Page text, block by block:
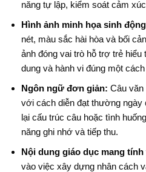
năng tự lập, kiểm soát cảm
Hình ảnh minh họa sinh
nét, màu sắc hài hòa và bối
ảnh đóng vai trò hỗ trợ trẻ
dung và hành vi đúng một
Ngôn ngữ đơn giản: Câu văn
với cách diễn đạt thường ngày
lại cấu trúc câu hoặc tình
năng ghi nhớ và tiếp thu.
Nội dung giáo dục mang
vào việc xây dựng nhân cách